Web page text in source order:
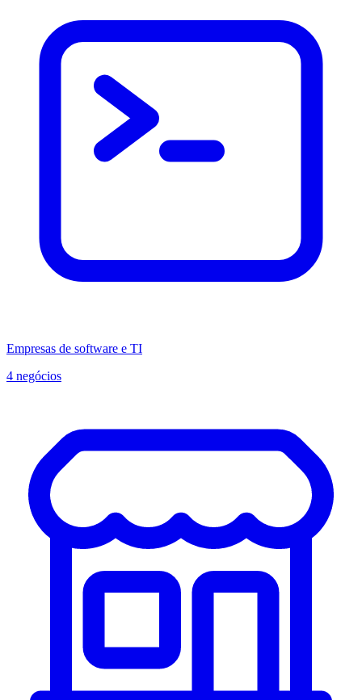
Empresas de software e TI
4 negócios